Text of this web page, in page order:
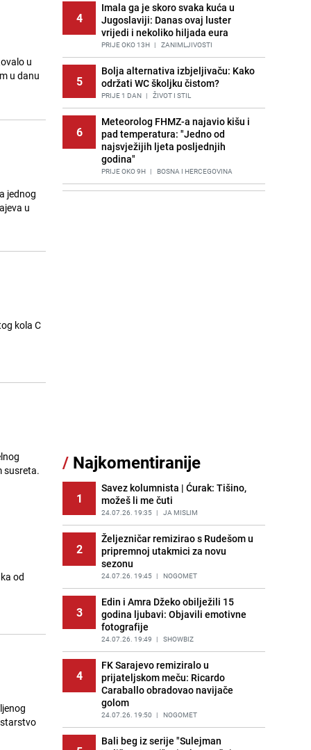
u
u danu
jednog
u
kola C
susreta.
od
4
Imala ga je skoro svaka kuća u
Jugoslaviji: Danas ovaj luster
vrijedi i nekoliko hiljada eura
PRIJE OKO 13H | ZANIMLJIVOSTI
5
Bolja alternativa izbjeljivaču: Kako
održati WC školjku čistom?
PRIJE 1 DAN | ŽIVOT I STIL
6
Meteorolog FHMZ-a najavio kišu i
pad temperatura: "Jedno od
najsvježijih ljeta posljednjih
godina"
PRIJE OKO 9H | BOSNA I HERCEGOVINA
11
oduzeo zastavu s ljiljanima i
sankcionisao vozača iz Bosanskog
Novog
PRIJE 2 DANA | BOSNA I HERCEGOVINA
12
Kao iz slastičarne: Rolada od
čokolade i kokosa bez pečenja,
jednostavan desert bez imalo muke
PRIJE 2 DANA
13
Tajna savršenog makedonskog
ajvara: Stari recept za kremast i
bogat okus
PRIJE 2 DANA
14
Tuga potresla grad na Uni:
Preminula Lejla Muhić (39),
sugrađani u nevjerici
PRIJE 2 DANA | BOSNA I HERCEGOVINA
15
Borba trajala satima: Pogledajte
'grdosiju' od skoro tri metra koju su
braća izvukla iz mora
/ Najkomentiranije
1
Savez kolumnista | Ćurak: Tišino,
možeš li me čuti
24.07.26. 19:35 | JA MISLIM
2
Željezničar remizirao s Rudešom u
pripremnoj utakmici za novu
sezonu
24.07.26. 19:45 | NOGOMET
3
Edin i Amra Džeko obilježili 15
godina ljubavi: Objavili emotivne
fotografije
24.07.26. 19:49 | SHOWBIZ
4
FK Sarajevo remiziralo u
prijateljskom meču: Ricardo
Caraballo obradovao navijače
golom
24.07.26. 19:50 | NOGOMET
Bali beg iz serije "Sulejman